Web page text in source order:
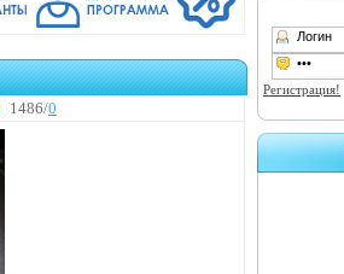
Регистрация!
1486/0